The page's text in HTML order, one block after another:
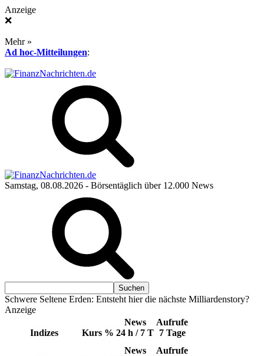
Anzeige
❌
Mehr »
Ad hoc-Mitteilungen:
Samstag, 08.08.2026 - Börsentäglich über 12.000 News
Schwere Seltene Erden: Entsteht hier die nächste Milliardenstory?
Anzeige
Indizes Kurs %
News
24 h / 7 T
Aufrufe
7 Tage
News
Aufrufe